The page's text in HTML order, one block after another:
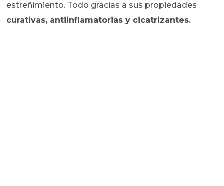
estreñimiento. Todo gracias a sus propiedades
curativas, antiinflamatorias y cicatrizantes.